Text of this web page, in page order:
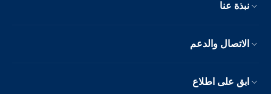
نبذة عنا
الاتصال والدعم
ابق على اطلاع